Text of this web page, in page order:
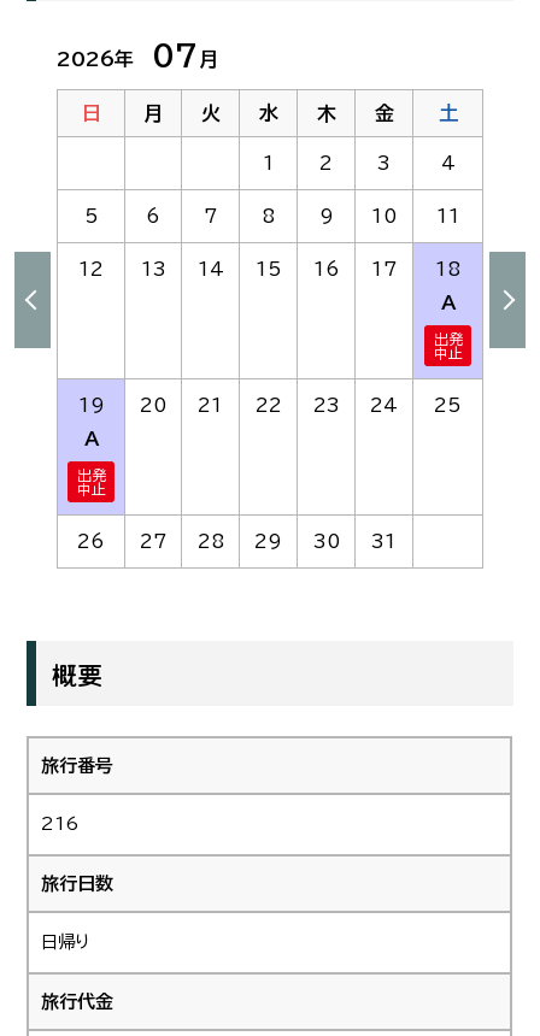
2026年 07 月
日 月 火 水 木 金 土
1 2 3 4
5 6 7 8 9 10 11
12 13 14 15 16 17 18
A
19
A
20 21 22 23 24 25
26 27 28 29 30 31
概要
旅行番号
216
旅行日数
日帰り
旅行代金